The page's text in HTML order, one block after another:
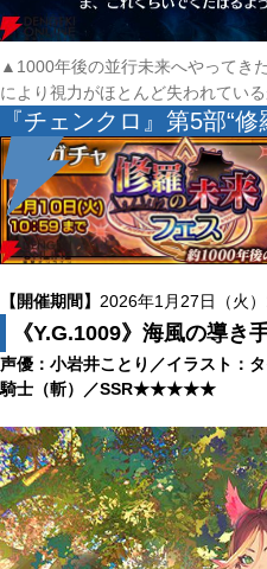
▲1000年後の並行未来へやってき
により視力がほとんど失われてい
『チェンクロ』第5部“
【開催期間】 2026年1月27日（火
《Y.G.1009》海風の導き
声優：小岩井ことり／イラスト：
騎士（斬）／SSR★★★★★